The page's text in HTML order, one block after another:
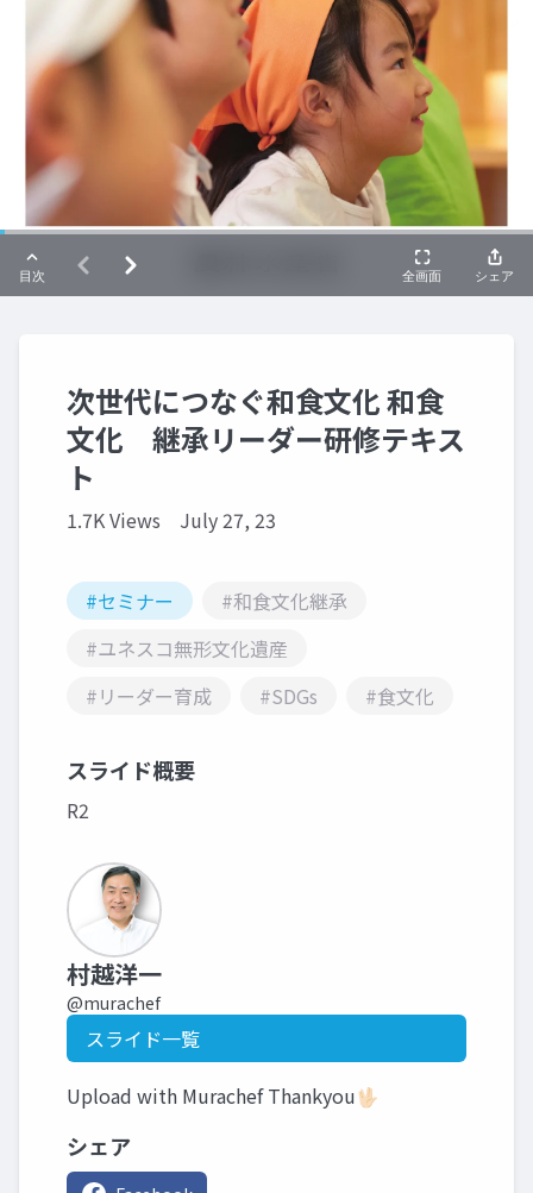
次世代につなぐ和食文化 和食
文化 継承リーダー研修テキス
ト
1.7K Views July 27, 23
#セミナー
#和食文化継承
#ユネスコ無形文化遺産
#リーダー育成
#SDGs #食文化
スライド概要
R2
村越洋一
@murachef
スライド一覧
Upload with Murachef Thankyou🖖🏻
シェア